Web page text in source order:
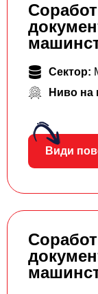
Сектор:
Ниво на
Види